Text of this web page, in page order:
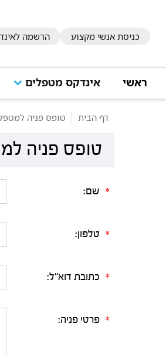
כניסת אנשי מקצוע הרשמה
ראשי אינדקס מטפלים
דף הבית טופס פניה
טופס פניה
* שם:
* טלפון:
* כתובת דוא"ל:
* פרטי פניה: